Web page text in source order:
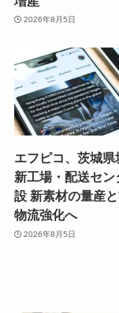
2026年8月5日
エフピコ、茨城県
新工場・配送セン
設 新素材の量産
物流強化へ
2026年8月5日